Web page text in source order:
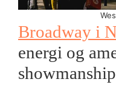
Broadway i
energi og
showmanship